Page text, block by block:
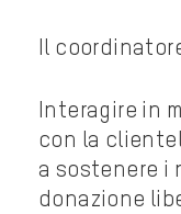
Il
Interagire in
con la
a sostenere i
donazione